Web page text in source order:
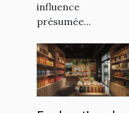
influence
présumée...